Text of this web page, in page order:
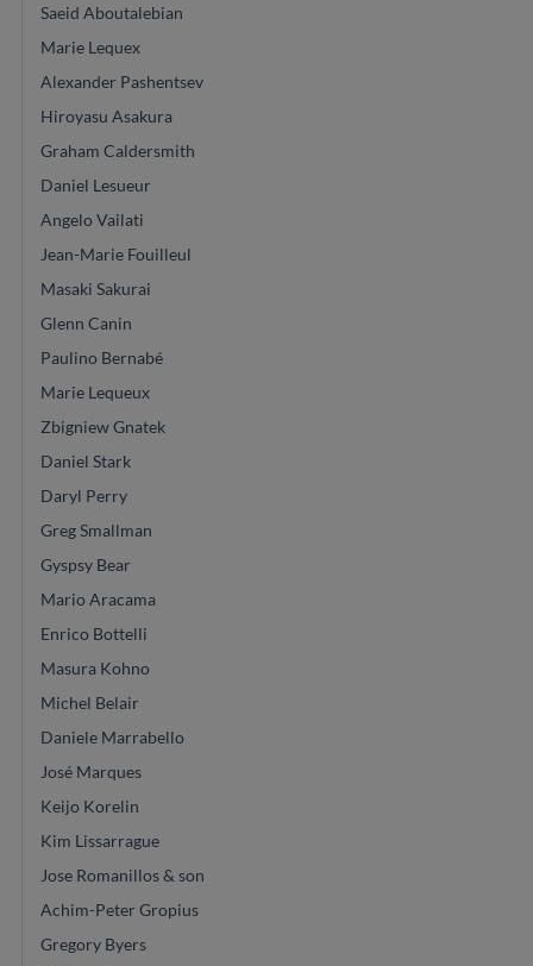
Saeid Aboutalebian
Marie Lequex
Alexander Pashentsev
Hiroyasu Asakura
Graham Caldersmith
Daniel Lesueur
Angelo Vailati
Jean-Marie Fouilleul
Masaki Sakurai
Glenn Canin
Paulino Bernabé
Marie Lequeux
Zbigniew Gnatek
Daniel Stark
Daryl Perry
Greg Smallman
Gyspsy Bear
Mario Aracama
Enrico Bottelli
Masura Kohno
Michel Belair
Daniele Marrabello
José Marques
Keijo Korelin
Kim Lissarrague
Jose Romanillos & son
Achim-Peter Gropius
Gregory Byers